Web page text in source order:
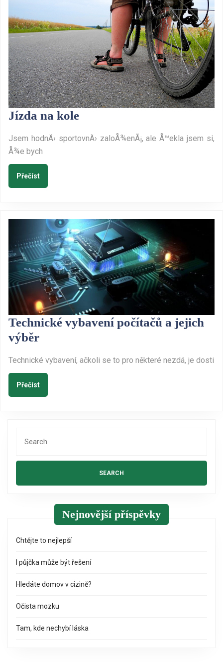
Jízda na koleJízda
kole
Jsem hodnÄ› sportovnÄ› zaloÅ¾enÃ¡, ale Å™ekla jsem si,
Å¾e bych
PřečístPřečíst
Technické vybavení počítačů a jejich
výběrTechnické
počítačů
a
jejich
Technické vybavení, ačkoli se to pro některé nezdá, je dosti
PřečístPřečíst
for:
Nejnovější příspěvky
Chtějte to nejlepší
I půjčka může být řešení
Hledáte domov v cizině?
Očista mozku
Tam, kde nechybí láska